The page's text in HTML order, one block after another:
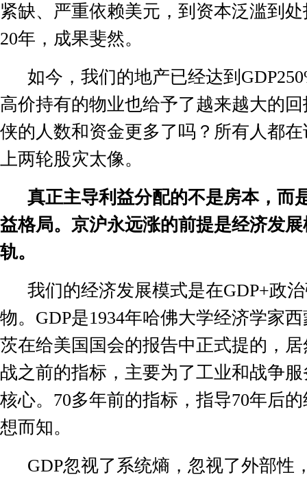
紧缺、严重依赖美元，到资本泛滥到
20年，成果斐然。
如今，我们的地产已经达到
高价持有的物业也给予了越来越大的
侠的人数和资金更多了吗？所有人都
上两轮股灾太像。
真正主导利益分配的不是房本，而
益格局。京沪永远涨的前提是经济发
轨。
我们的经济发展模式是在GDP+政
物。 GDP是1934年哈佛大学经济学家西
茨在给美国国会的报告中正式提的，
战之前的指标，主要为了工业和战争
核心。 70多年前的指标，指导70年后
想而知。
GDP忽视了系统熵，忽视了外部性